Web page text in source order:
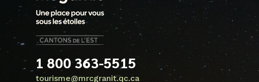
1 800 363-5515
tourisme@mrcgranit.qc.ca